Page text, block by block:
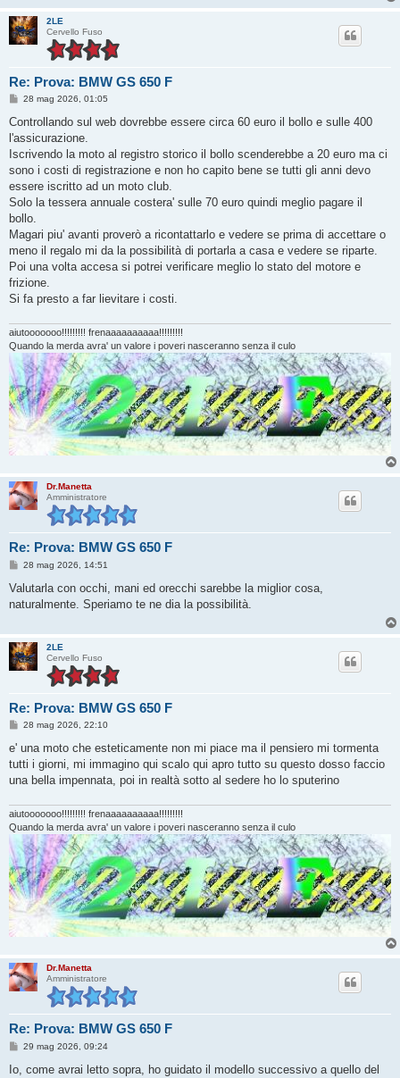
2LE
Cervello Fuso
Re: Prova: BMW GS 650 F
M
s
a
g
i
o
28 mag 2026, 01:05
Controllando sul web dovrebbe essere circa 60 euro il bollo e sulle 400
l'assicurazione.
Iscrivendo la moto al registro storico il bollo scenderebbe a 20 euro ma ci
sono i costi di registrazione e non ho capito bene se tutti gli anni devo
essere iscritto ad un moto club.
Solo la tessera annuale costera' sulle 70 euro quindi meglio pagare il
bollo.
Magari piu' avanti proverò a ricontattarlo e vedere se prima di accettare o
meno il regalo mi da la possibilità di portarla a casa e vedere se riparte.
Poi una volta accesa si potrei verificare meglio lo stato del motore e
frizione.
Si fa presto a far lievitare i costi.
aiutooooooo!!!!!!!!! frenaaaaaaaaaa!!!!!!!!!
Quando la merda avra' un valore i poveri nasceranno senza il culo
Dr.Manetta
Amministratore
Re: Prova: BMW GS 650 F
M
s
a
o
28 mag 2026, 14:51
Valutarla con occhi, mani ed orecchi sarebbe la miglior cosa,
naturalmente. Speriamo te ne dia la possibilità.
2LE
Cervello Fuso
Re: Prova: BMW GS 650 F
M
s
a
g
o
28 mag 2026, 22:10
e' una moto che esteticamente non mi piace ma il pensiero mi tormenta
tutti i giorni, mi immagino qui scalo qui apro tutto su questo dosso faccio
una bella impennata, poi in realtà sotto al sedere ho lo sputerino
aiutooooooo!!!!!!!!! frenaaaaaaaaaa!!!!!!!!!
Quando la merda avra' un valore i poveri nasceranno senza il culo
Dr.Manetta
Amministratore
Re: Prova: BMW GS 650 F
M29 mag 2026, 09:24
Io, come avrai letto sopra, ho guidato il modello successivo a quello del